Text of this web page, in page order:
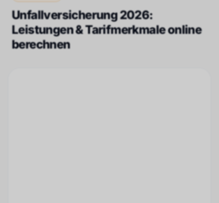
Unfallversicherung 2026:
Leistungen & Tarifmerkmale online
berechnen